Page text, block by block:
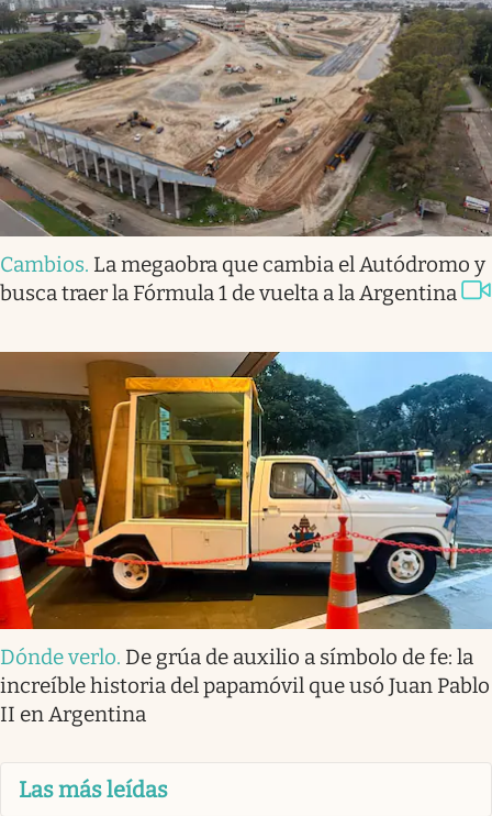
Cambios. La megaobra que cambia el Autódromo y
busca traer la Fórmula 1 de vuelta a la Argentina
Dónde verlo. De grúa de auxilio a símbolo de fe: la
increíble historia del papamóvil que usó Juan Pablo
II en Argentina
Las más leídas